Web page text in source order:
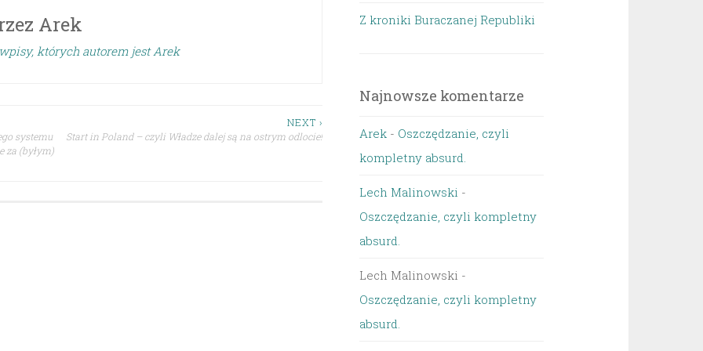
Arek
których autorem jest Arek
systemu
za (byłym)
NEXT ›
Start in Poland – czyli Władze dalej są na ostrym odlocie!
Z kroniki Buraczanej Republiki
Najnowsze komentarze
Arek - Oszczędzanie, czyli
kompletny absurd.
Lech Malinowski -
Oszczędzanie, czyli kompletny
absurd.
Lech Malinowski -
Oszczędzanie, czyli kompletny
absurd.